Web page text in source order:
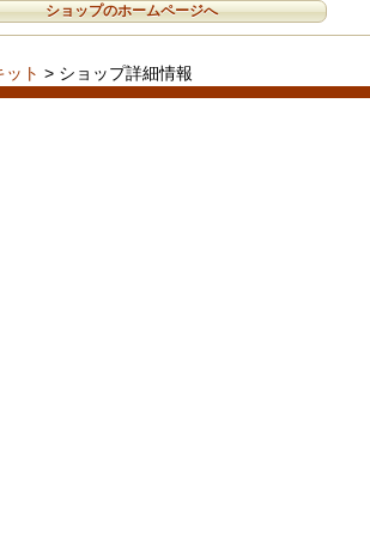
ショップのホームページへ
ット > ショップ詳細情報